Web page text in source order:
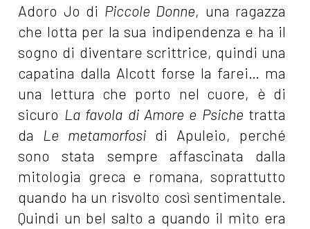
Adoro Jo di Piccole Donne, una ragazza
che lotta per la sua indipendenza e ha il
sogno di diventare scrittrice, quindi una
capatina dalla Alcott forse la farei… ma
una lettura che porto nel cuore, è di
sicuro La favola di Amore e Psiche tratta
da Le metamorfosi di Apuleio, perché
sono stata sempre affascinata dalla
mitologia greca e romana, soprattutto
quando ha un risvolto così sentimentale.
Quindi un bel salto a quando il mito era